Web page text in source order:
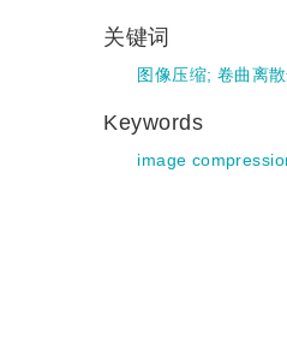
关键词
图像压缩; 卷曲离
Keywords
image